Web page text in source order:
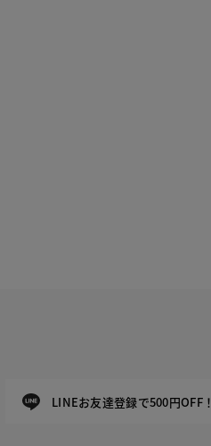
LINEお友達登録で500円OFF！